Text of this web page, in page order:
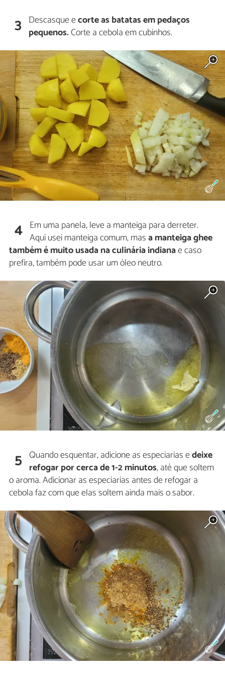
3 Descasque ecorte as batatas em pedaços
pequenos.Corte a cebola em cubinhos.
4 Em uma panela, leve a manteiga para derreter.
Aqui usei manteiga comum, masa manteiga ghee
também é muito usada na culinária indianae caso
prefira, também pode usar um óleo neutro.
5 Quando esquentar, adicione as especiarias edeixe
refogar por cerca de 1-2 minutos, até que soltem
o aroma. Adicionar as especiarias antes de refogar a
cebola faz com que elas soltem ainda mais o sabor.